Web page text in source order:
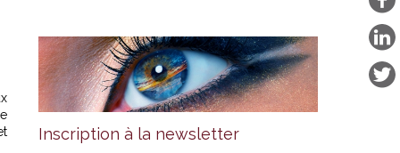
Inscription à la newsletter